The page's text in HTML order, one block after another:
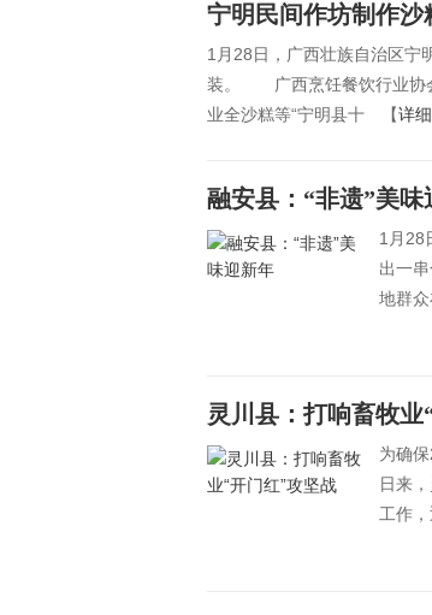
宁明民间作坊制作
1月28日，广西壮族自治区宁
装。 广西烹饪餐饮行业协会
业全沙糕等“宁明县十 【详细
融安县：“非遗”美味
1月28
出一
地群
灵川县：打响畜牧业
为确
日来
工作